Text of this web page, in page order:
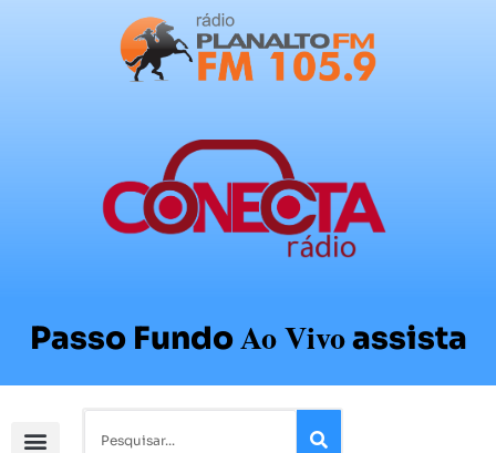
Passo FundoAo Vivoassista